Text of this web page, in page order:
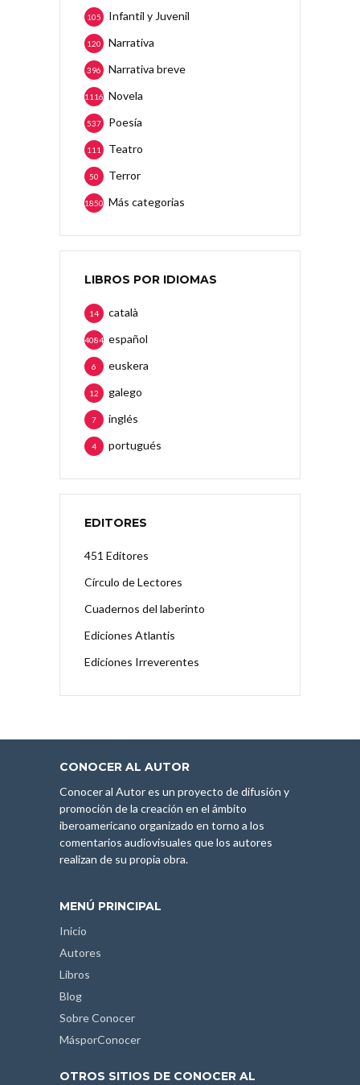
Infantil y Juvenil
105
Narrativa
120
Narrativa breve
396
Novela
1116
Poesía
537
Teatro
111
Terror
50
Más categorias
1850
LIBROS POR IDIOMAS
català
14
español
4084
euskera
6
galego
12
inglés
7
portugués
4
EDITORES
451 Editores
Círculo de Lectores
Cuadernos del laberinto
Ediciones Atlantis
Ediciones Irreverentes
CONOCER AL AUTOR
Conocer al Autor es un proyecto de difusión y
promoción de la creación en el ámbito
iberoamericano organizado en torno a los
comentarios audiovisuales que los autores
realizan de su propia obra.
MENÚ PRINCIPAL
Inicio
Autores
Libros
Blog
Sobre Conocer
MásporConocer
OTROS SITIOS DE CONOCER AL